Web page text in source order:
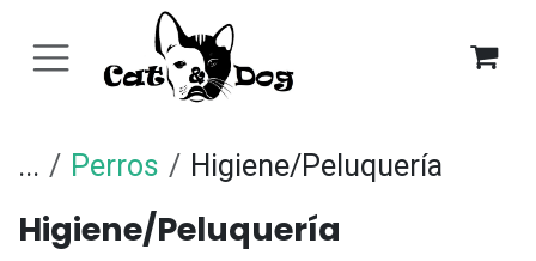
... Perros Higiene/Peluquería
Higiene/Peluquería